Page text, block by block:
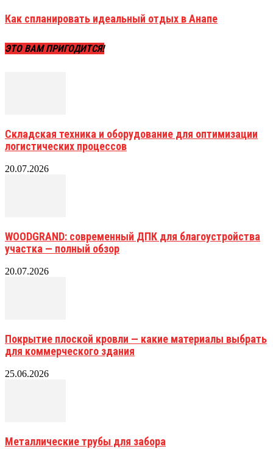
Как спланировать идеальный отдых в Анапе
ЭТО ВАМ ПРИГОДИТСЯ!
Складская техника и оборудование для оптимизации
логистических процессов
20.07.2026
WOODGRAND: современный ДПК для благоустройства
участка — полный обзор
20.07.2026
Покрытие плоской кровли — какие материалы выбрать
для коммерческого здания
25.06.2026
Металлические трубы для забора